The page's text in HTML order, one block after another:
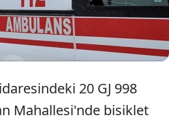
20 GJ 998
Mahallesi'nde bisiklet